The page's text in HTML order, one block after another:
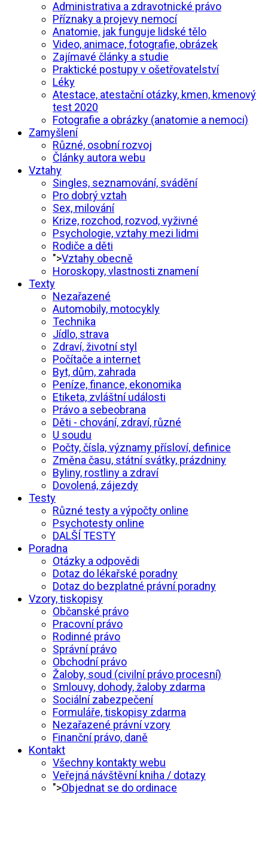
Administrativa a zdravotnické právo
Příznaky a projevy nemocí
Anatomie, jak funguje lidské tělo
Video, animace, fotografie, obrázek
Zajímavé články a studie
Praktické postupy v ošetřovatelství
Léky
Atestace, atestační otázky, kmen, kmenový
test 2020
Fotografie a obrázky (anatomie a nemoci)
Zamyšlení
Různé, osobní rozvoj
Články autora webu
Vztahy
Singles, seznamování, svádění
Pro dobrý vztah
Sex, milování
Krize, rozchod, rozvod, vyživné
Psychologie, vztahy mezi lidmi
Rodiče a děti
">Vztahy obecně
Horoskopy, vlastnosti znamení
Texty
Nezařazené
Automobily, motocykly
Technika
Jídlo, strava
Zdraví, životní styl
Počítače a internet
Byt, dům, zahrada
Peníze, finance, ekonomika
Etiketa, zvláštní události
Právo a sebeobrana
Děti - chování, zdraví, různé
U soudu
Počty, čísla, významy přísloví, definice
Změna času, státní svátky, prázdniny
Byliny, rostliny a zdraví
Dovolená, zájezdy
Testy
Různé testy a výpočty online
Psychotesty online
DALŠÍ TESTY
Poradna
Otázky a odpovědi
Dotaz do lékařské poradny
Dotaz do bezplatné právní poradny
Vzory, tiskopisy
Občanské právo
Pracovní právo
Rodinné právo
Správní právo
Obchodní právo
Žaloby, soud (civilní právo procesní)
Smlouvy, dohody, žaloby zdarma
Sociální zabezpečení
Formuláře, tiskopisy zdarma
Nezařazené právní vzory
Finanční právo, daně
Kontakt
Všechny kontakty webu
Veřejná návštěvní kniha / dotazy
">Objednat se do ordinace